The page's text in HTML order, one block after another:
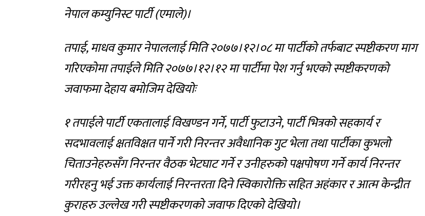
नेपाल कम्युनिस्ट पार्टी (एमाले)।
तपाई, माधव कुमार नेपाललाई मिति २०७७।१२।०८ मा पार्टीको तर्फबाट स्पष्टीकरण माग
गरिएकोमा तपाईले मिति २०७७।१२।१२ मा पार्टीमा पेश गर्नु भएको स्पष्टीकरणको
जवाफमा देहाय बमोजिम देखियोः
१ तपाईले पार्टी एकतालाई विखण्डन गर्ने, पार्टी फुटाउने, पार्टी भित्रको सहकार्य र
सदभावलाई क्षतविक्षत पार्ने गरी निरन्तर अवैधानिक गुट भेला तथा पार्टीका कुभलो
चिताउनेहरुसँग निरन्तर वैठक भेटघाट गर्ने र उनीहरुको पक्षपोषण गर्ने कार्य निरन्तर
गरीरहनु भई उक्त कार्यलाई निरन्तरता दिने स्विकारोक्ति सहित अहंकार र आत्म केन्द्रीत
कुराहरु उल्लेख गरी स्पष्टीकरणको जवाफ दिएको देखियो।